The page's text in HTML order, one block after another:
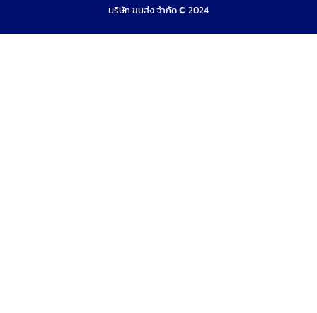
บริษัท ขนส่ง จำกัด © 2024